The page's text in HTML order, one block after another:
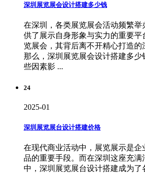
深圳展览展会设计搭建多少钱
在深圳，各类展览展会活动频繁举
供了展示自身形象与实力的重要平
览展会，其背后离不开精心打造的
那么，深圳展览展会设计搭建多少
些因素影 ...
24
2025-01
深圳展览展台设计搭建价格
在现代商业活动中，展览展示是企
品的重要手段。而在深圳这座充满
中，深圳展览展台设计搭建成为了